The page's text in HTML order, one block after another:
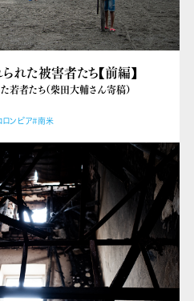
れた被害者たち【前編】
若者たち（柴田大輔さん寄稿）
ンビア#南米